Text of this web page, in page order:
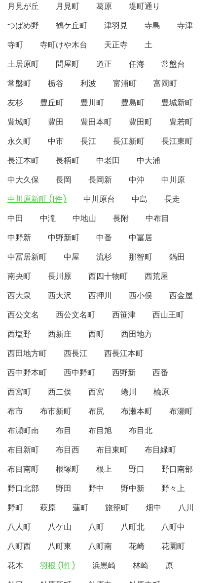
月見が丘
月見町 葛原
堤町通り
つばめ野
鶴ケ丘町 津羽見 寺島
寺津
寺町
寺町けや木台 天正寺
土
土居原町
問屋町 道正 任海
常盤台
常盤町
栃谷 利波 富浦町
富岡町
友杉
豊丘町 豊川町 豊島町
豊城新町
豊城町
豊田 豊田本町 豊田町
豊若町
永久町
中市 長江 長江新町
長江東町
長江本町
長柄町 中老田
中大浦
中大久保
長岡 長岡新 中沖
中川原
中川原新町 (1件)
中川原台 中島
長走
中田
中滝 中地山 長附
中布目
中野新
中野新町 中番
中冨居
中冨居新町
中屋 流杉 那智町
鍋田
南央町
長川原 西四十物町
西荒屋
西大泉
西大沢 西押川 西小俣
西金屋
西公文名
西公文名町 西笹津
西山王町
西塩野
西新庄 西町
西田地方
西田地方町
西長江
西長江本町
西中野本町
西中野町 西野新
西番
西宮町
西二俣 西宮 蜷川
楡原
布市
布市新町 布尻 布瀬本町
布瀬町
布瀬町南
布目 布目旭
布目北
布目新町
布目西 布目東町
布目緑町
布目南町
根塚町 根上 野口
野口南部
野口北部
野田 野中 野中新
野々上
野町
萩原 蓮町 旅籠町 畑中
八川
八人町
八ケ山 八町 八町北
八町中
八町西
八町東 八町南 花崎
花園町
花木
羽根 (1件) 浜黒崎 林崎
原